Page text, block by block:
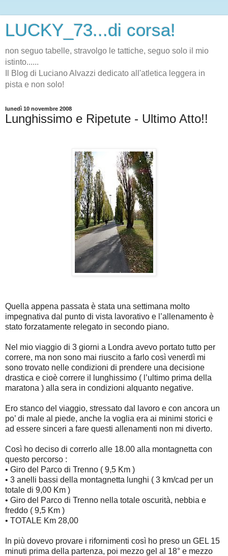
LUCKY_73...di corsa!
non seguo tabelle, stravolgo le tattiche, seguo solo il mio
istinto......
Il Blog di Luciano Alvazzi dedicato all'atletica leggera in
pista e non solo!
lunedì 10 novembre 2008
Lunghissimo e Ripetute - Ultimo Atto!!
Quella appena passata è stata una settimana molto
impegnativa dal punto di vista lavorativo e l’allenamento è
stato forzatamente relegato in secondo piano.
Nel mio viaggio di 3 giorni a Londra avevo portato tutto per
correre, ma non sono mai riuscito a farlo così venerdì mi
sono trovato nelle condizioni di prendere una decisione
drastica e cioè correre il lunghissimo ( l’ultimo prima della
maratona ) alla sera in condizioni alquanto negative.
Ero stanco del viaggio, stressato dal lavoro e con ancora un
po’ di male al piede, anche la voglia era ai minimi storici e
ad essere sinceri a fare questi allenamenti non mi diverto.
Così ho deciso di correrlo alle 18.00 alla montagnetta con
questo percorso :
• Giro del Parco di Trenno ( 9,5 Km )
• 3 anelli bassi della montagnetta lunghi ( 3 km/cad per un
totale di 9,00 Km )
• Giro del Parco di Trenno nella totale oscurità, nebbia e
freddo ( 9,5 Km )
• TOTALE Km 28,00
In più dovevo provare i rifornimenti così ho preso un GEL 15
minuti prima della partenza, poi mezzo gel al 18° e mezzo